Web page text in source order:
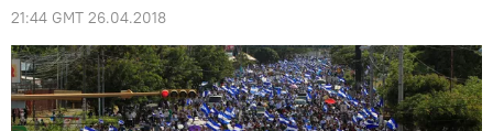
21:44 GMT 26.04.2018